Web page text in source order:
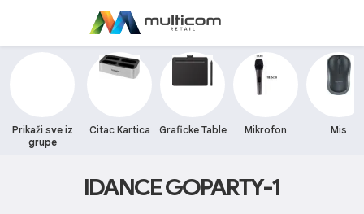
Prikaži sve iz
grupe
Citac Kartica Graficke Table Mikrofon Mis
IDANCE GOPARTY-1